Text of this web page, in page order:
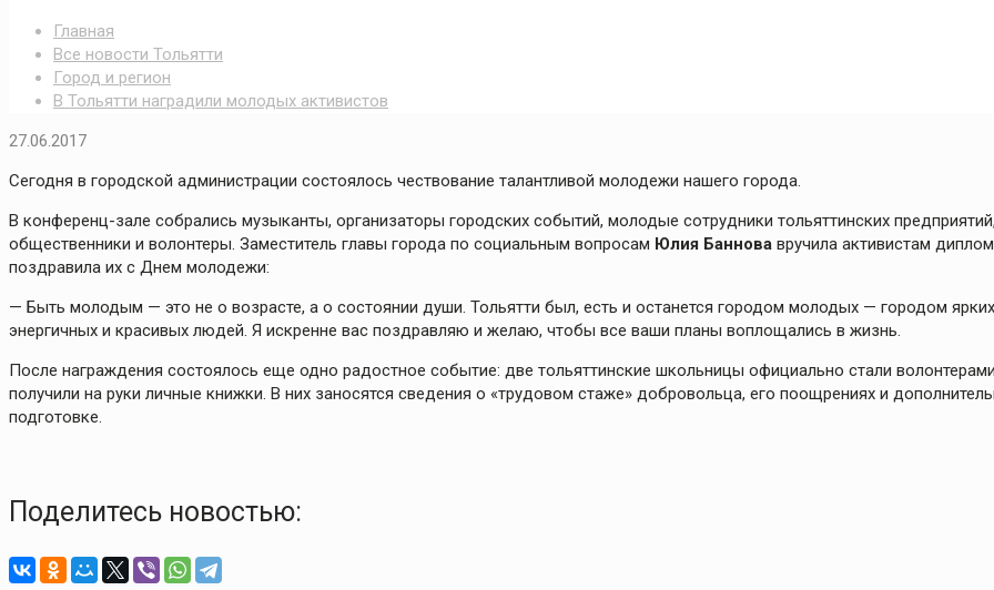
Главная
Все новости Тольятти
Город и регион
В Тольятти наградили молодых активистов
27.06.2017
Сегодня в городской администрации состоялось чествование талантливой молодежи нашего города.
В конференц-зале собрались музыканты, организаторы городских событий, молодые сотрудники тольяттинских
общественники и волонтеры. Заместитель главы города по социальным вопросам Юлия Баннова вручила активистам
поздравила их с Днем молодежи:
— Быть молодым — это не о возрасте, а о состоянии души. Тольятти был, есть и останется городом молодых — городом
энергичных и красивых людей. Я искренне вас поздравляю и желаю, чтобы все ваши планы воплощались в жизнь.
После награждения состоялось еще одно радостное событие: две тольяттинские школьницы официально стали
получили на руки личные книжки. В них заносятся сведения о «трудовом стаже» добровольца, его поощрениях и
подготовке.
Поделитесь новостью: